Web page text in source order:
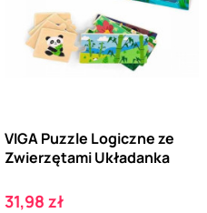
VIGA Puzzle Logiczne ze
Zwierzętami Układanka
Cena
31,98 zł